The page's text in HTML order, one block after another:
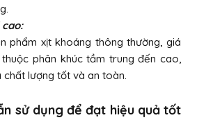
phẩm xịt khoáng thông thường, giá
phân khúc tầm trung đến cao,
chất lượng tốt và an toàn.
sử dụng để đạt hiệu quả tốt